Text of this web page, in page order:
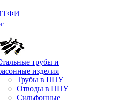
трубы и
изделия
Трубы в ППУ
Отводы в ППУ
Сильфонные